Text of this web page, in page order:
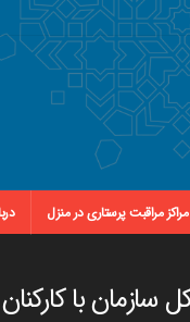
مراکز مراقبت پرستاری در منزل
با کارکنان